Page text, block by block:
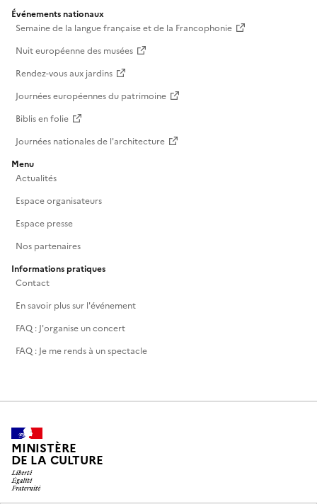
Événements nationaux
Semaine de la langue française et de la Francophonie
Nuit européenne des musées
Rendez-vous aux jardins
Journées européennes du patrimoine
Biblis en folie
Journées nationales de l'architecture
Menu
Actualités
Espace organisateurs
Espace presse
Nos partenaires
Informations pratiques
Contact
En savoir plus sur l'événement
FAQ : J'organise un concert
FAQ : Je me rends à un spectacle
MINISTÈRE
DE LA CULTURE